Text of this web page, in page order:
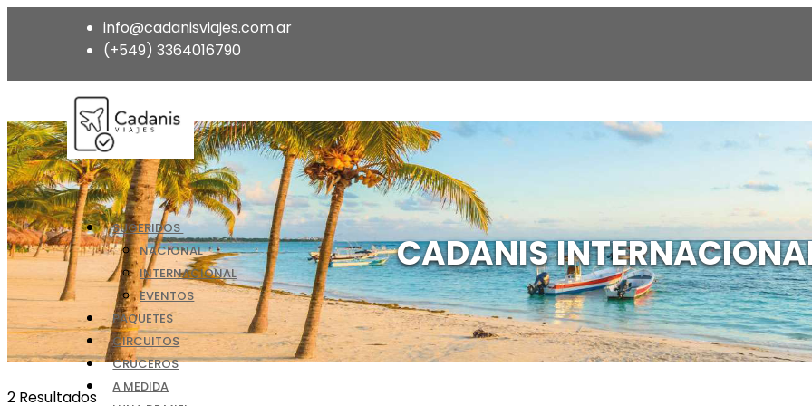
info@cadanisviajes.com.ar
(+549) 3364016790
SUGERIDOS
NACIONAL
INTERNACIONAL
EVENTOS
PAQUETES
CIRCUITOS
CRUCEROS
A MEDIDA
CADANIS
2 Resultados